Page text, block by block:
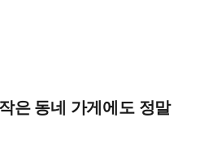
은 동네 가게에도 정말